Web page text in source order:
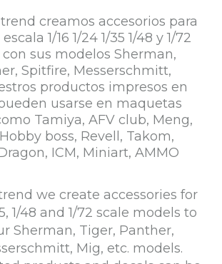
creamos accesorios para
1/16 1/24 1/35 1/48 y 1/72
sus modelos Sherman,
Spitfire, Messerschmitt,
productos impresos en
usarse en maquetas
Tamiya, AFV club, Meng,
boss, Revell, Takom,
ICM, Miniart, AMMO
we create accessories for
1/48 and 1/72 scale models to
Sherman, Tiger, Panther,
Mig, etc. models.